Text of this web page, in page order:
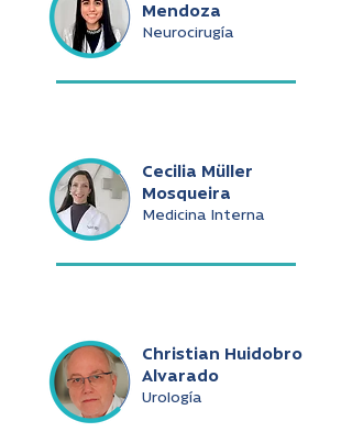
Mendoza
Neurocirugía
Cecilia Müller
Mosqueira
Medicina Interna
Christian Huidobro
Alvarado
Urología